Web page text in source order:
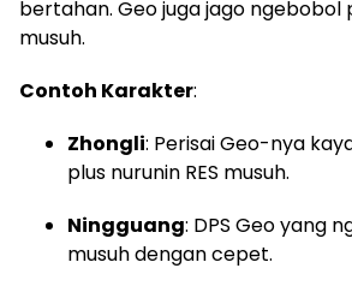
bertahan. Geo juga jago ngebobol
musuh.
Contoh Karakter:
Zhongli: Perisai Geo-nya
plus nurunin RES musuh.
Ningguang: DPS Geo yang
musuh dengan cepet.